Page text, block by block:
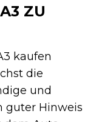
ZU
kaufen
die
und
guter Hinweis